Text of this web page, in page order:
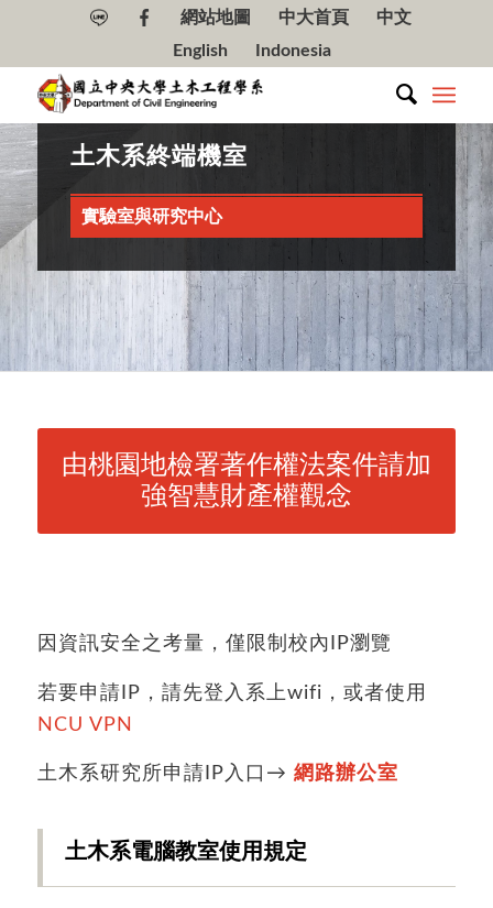
網站地圖 中大首頁
中文
English
Indonesia
土木系終端機室
實驗室與研究中心
由桃園地檢署著作權法案件請加
強智慧財產權觀念
因資訊安全之考量，僅限制校內IP瀏覽
若要申請IP，請先登入系上wifi，或者使用
NCU VPN
土木系研究所申請IP入口→ 網路辦公室
土木系電腦教室使用規定